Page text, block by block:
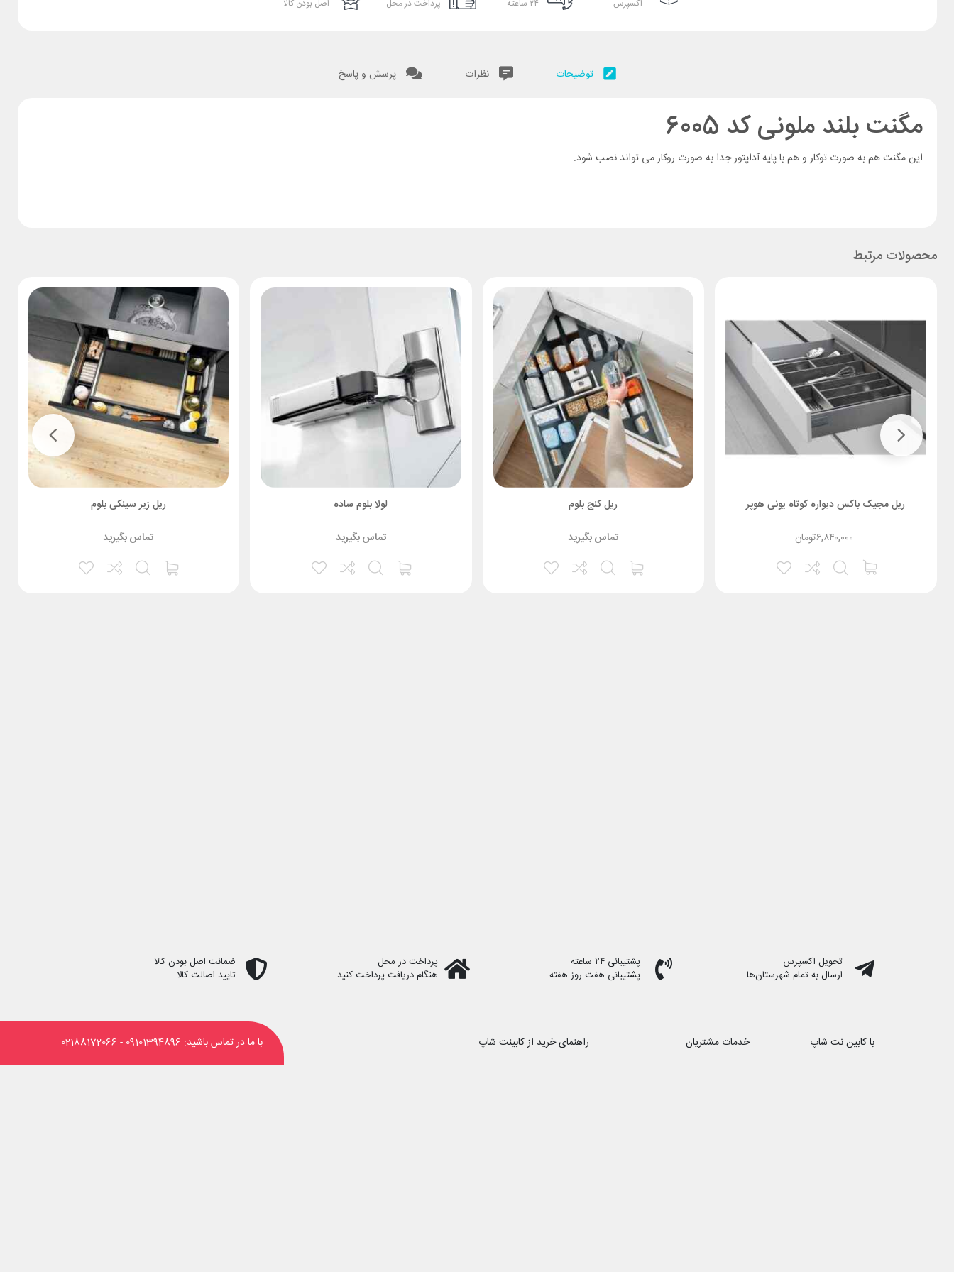
اکسپرس ۲۴ ساعته پرداخت در محل اصل بودن کالا
توضیحات نظرات پرسش و پاسخ
مگنت بلند ملونی کد 6005
این مگنت هم به صورت توکار و هم با پایه آداپتور جدا به صورت روکار می تواند نصب شود.
محصولات مرتبط
ریل مجیک باکس دیواره کوتاه یونی هوپر
۶,۸۴۰,۰۰۰تومان
ریل کنج بلوم
تماس بگیرید
لولا بلوم ساده
تماس بگیرید
ریل زیر سینکی بلوم
تماس بگیرید
با ما در تماس باشید: 09101394896
-
02188172066
تحویل اکسپرس
ارسال به تمام شهرستان‌ها
پشتیبانی ۲۴ ساعته
پشتیبانی هفت روز هفته
پرداخت در محل
هنگام دریافت پرداخت کنید
ضمانت اصل بودن کالا
تایید اصالت کالا
با کابین نت شاپ
خدمات مشتریان
راهنمای خرید از کابینت شاپ